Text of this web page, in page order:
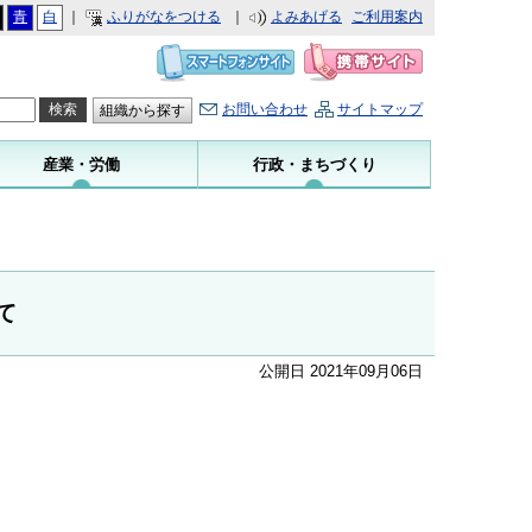
青 白 ふりがなをつける よみあげる ご利用案内
組織から探す お問い合わせ サイトマップ
産業・労働 行政・まちづくり
公開日 2021年09月06日